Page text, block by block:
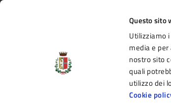
Questo sito
Utilizziamo
media e
nostro sito
quali
utilizzo dei
Cookie
Vai al contenuto principale
Vai alla navigazione del sito
Vai al piede di pagina
Comune
il portale di servizi e
Novità